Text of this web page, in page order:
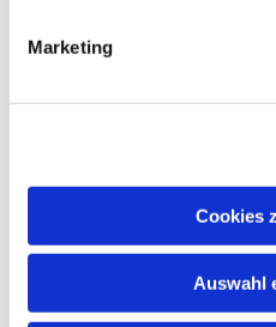
Marketing
Cookies
Auswahl